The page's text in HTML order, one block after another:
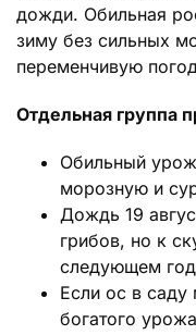
дожди. Обильная
зиму без сильных
переменчивую
Отдельная группа
Обильный
морозную и
Дождь 19
грибов, но к
следующем
Если ос в саду
богатого